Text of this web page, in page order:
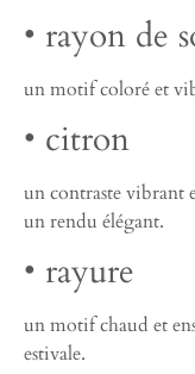
• rayon de
un motif coloré et
• citron
un contraste vibrant
un rendu élégant.
• rayure
un motif chaud et
estivale.